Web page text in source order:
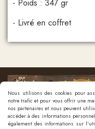
- Poids : 347 gr
- Livré en coffret
Nous utilisons des cookies pour
notre trafic et pour vous offrir une
nos partenaires et nous peuvent
accéder à des informations
également des informations sur